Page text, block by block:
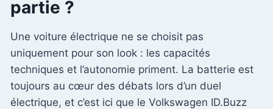
partie ?
Une voiture électrique ne se choisit pas
uniquement pour son look : les capacités
techniques et l’autonomie priment. La batterie est
toujours au cœur des débats lors d’un duel
électrique, et c’est ici que le Volkswagen ID.Buzz